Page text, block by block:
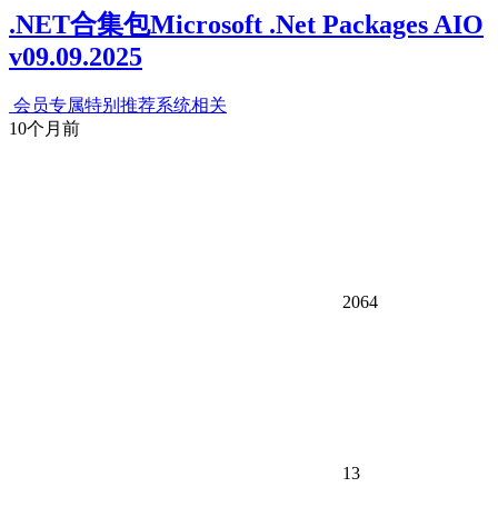
.NET合集包Microsoft .Net Packages AIO
v09.09.2025
会员专属特别推荐系统相关
10个月前
2064
13